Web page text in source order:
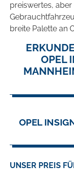
preiswertes,
breite Palette an
OPEL
OPEL
UNSER PREIS